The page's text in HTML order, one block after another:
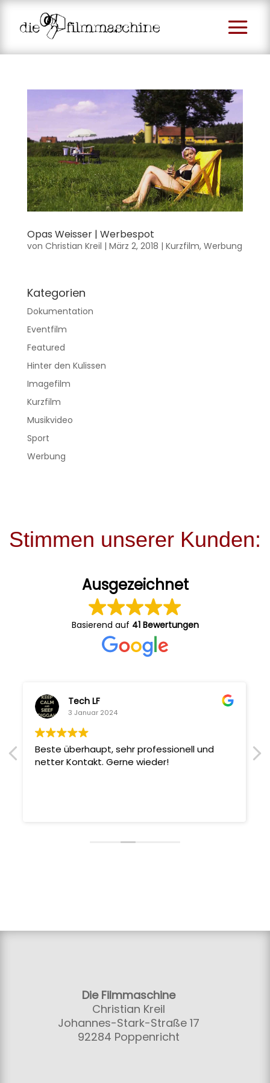
Opas Weisser | Werbespot
von Christian Kreil | März 2, 2018 | Kurzfilm, Werbung
Kategorien
Dokumentation
Eventfilm
Featured
Hinter den Kulissen
Imagefilm
Kurzfilm
Musikvideo
Sport
Werbung
Stimmen unserer Kunden:
Ausgezeichnet
Basierend auf 41 Bewertungen
Tech LF
3 Januar 2024
Beste überhaupt, sehr professionell und
netter Kontakt. Gerne wieder!
Die Filmmaschine
Christian Kreil
Johannes-Stark-Straße 17
92284 Poppenricht